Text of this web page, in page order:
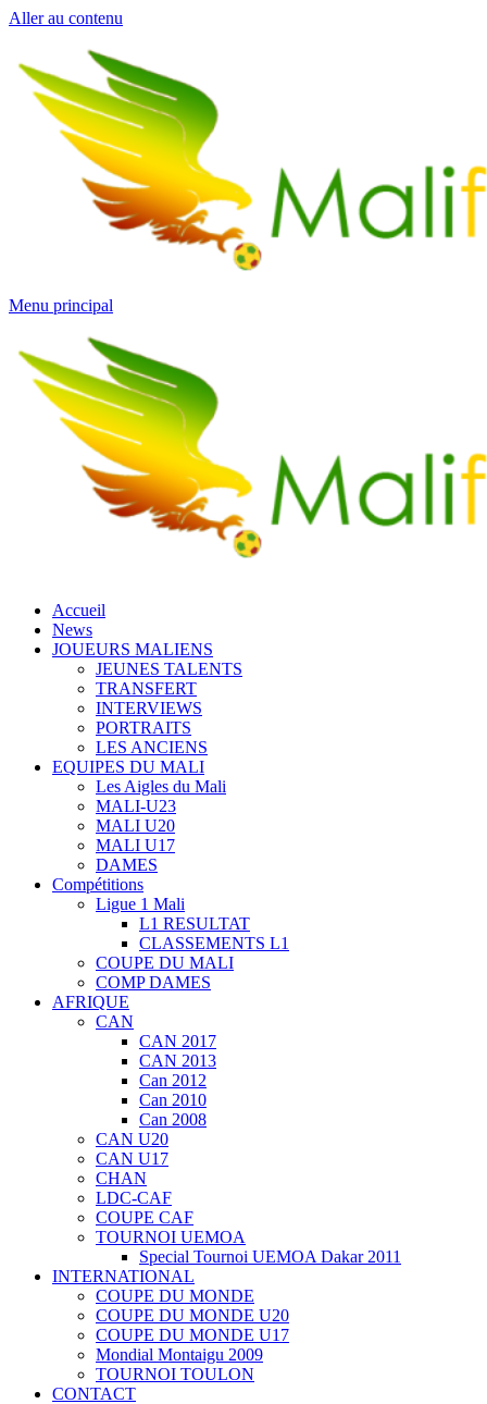
Aller au contenu
Menu principal
Accueil
News
JOUEURS MALIENS
JEUNES TALENTS
TRANSFERT
INTERVIEWS
PORTRAITS
LES ANCIENS
EQUIPES DU MALI
Les Aigles du Mali
MALI-U23
MALI U20
MALI U17
DAMES
Compétitions
Ligue 1 Mali
L1 RESULTAT
CLASSEMENTS L1
COUPE DU MALI
COMP DAMES
AFRIQUE
CAN
CAN 2017
CAN 2013
Can 2012
Can 2010
Can 2008
CAN U20
CAN U17
CHAN
LDC-CAF
COUPE CAF
TOURNOI UEMOA
Special Tournoi UEMOA Dakar 2011
INTERNATIONAL
COUPE DU MONDE
COUPE DU MONDE U20
COUPE DU MONDE U17
Mondial Montaigu 2009
TOURNOI TOULON
CONTACT